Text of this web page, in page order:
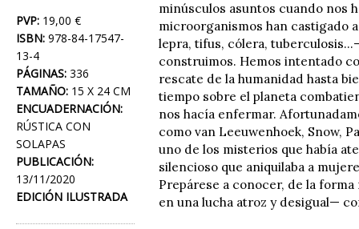
PVP: 19,00 €
ISBN: 978-84-17547-
13-4
PÁGINAS: 336
TAMAÑO: 15 X 24 CM
ENCUADERNACIÓN:
RÚSTICA CON
SOLAPAS
PUBLICACIÓN:
13/11/2020
EDICIÓN ILUSTRADA
minúsculos asuntos cuando nos
microorganismos han castigado
lepra, tifus, cólera,
construimos. Hemos intentado
rescate de la humanidad hasta
tiempo sobre el planeta
nos hacía enfermar.
como van Leeuwenhoek, Snow,
uno de los misterios que había
silencioso que aniquilaba a
Prepárese a conocer, de la
en una lucha atroz y desigual—